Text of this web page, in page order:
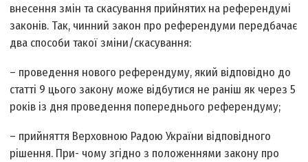
внесення змін та скасування прийнятих на референдумі
законів. Так, чинний закон про референдуми передбачає
два способи такої зміни/скасування:
– проведення нового референдуму, який відповідно до
статті 9 цього закону може відбутися не раніш як через 5
років із дня проведення попереднього референдуму;
– прийняття Верховною Радою України відповідного
рішення. При- чому згідно з положеннями закону про